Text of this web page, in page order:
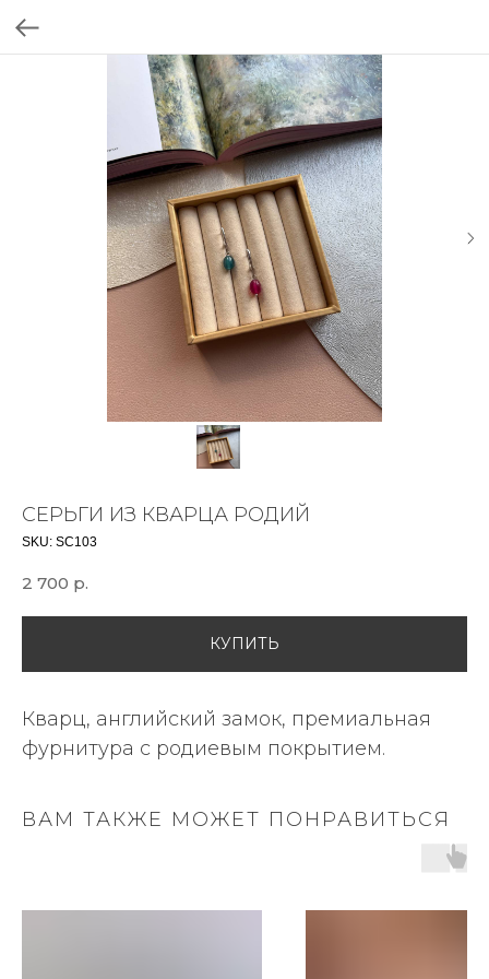
СЕРЬГИ ИЗ КВАРЦА РОДИЙ
SKU: SC103
2 700 р.
КУПИТЬ
Кварц, английский замок, премиальная
фурнитура с родиевым покрытием.
ВАМ ТАКЖЕ МОЖЕТ ПОНРАВИТЬСЯ